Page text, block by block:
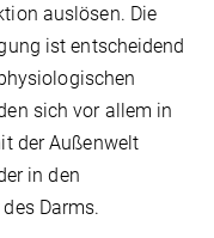
auslösen. Die
ist entscheidend
sich vor allem in
der Außenwelt
in den
Darms.